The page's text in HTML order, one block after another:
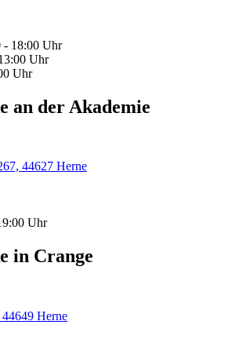
18:00 Uhr
Uhr
Uhr
an der Akademie
44627 Herne
Uhr
in Crange
Herne